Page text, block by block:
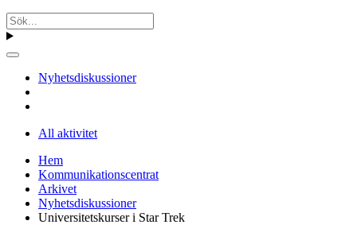
Nyhetsdiskussioner
All aktivitet
Hem
Kommunikationscentrat
Arkivet
Nyhetsdiskussioner
Universitetskurser i Star Trek